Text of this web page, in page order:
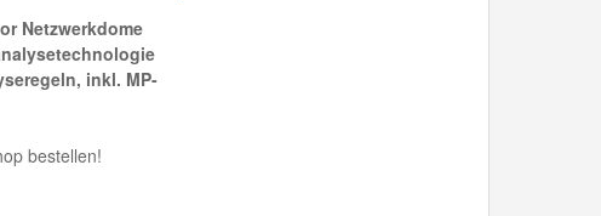
Netzwerkdome
inkl. MP-
bestellen!